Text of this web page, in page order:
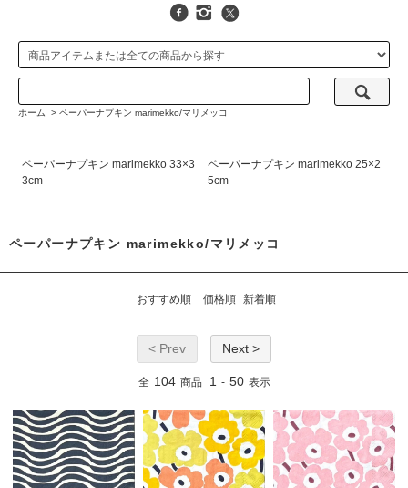
ホーム > ペーパーナプキン marimekko/マリメッコ
ペーパーナプキン marimekko 33×3
3cm
ペーパーナプキン marimekko 25×2
5cm
ペーパーナプキン marimekko/マリメッコ
おすすめ順 価格順 新着順
< Prev Next >
全 104 商品 1 - 50 表示